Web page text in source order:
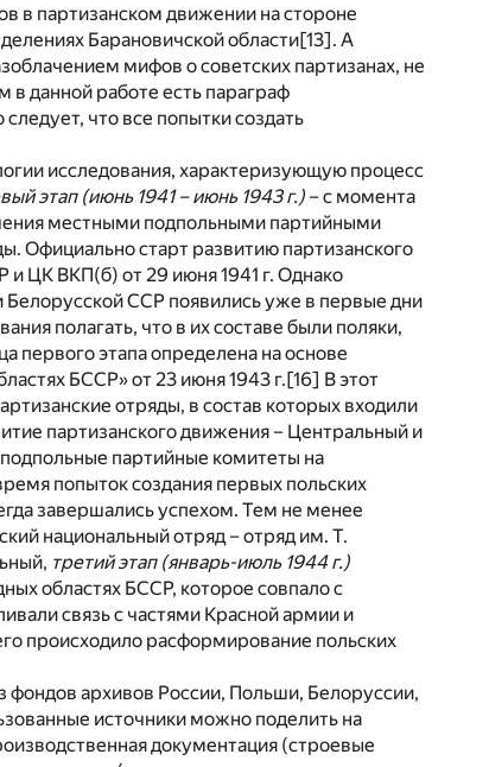
в партизанском движении на стороне
Барановичской области[13]. А
мифов о советских партизанах, не
в данной работе есть параграф
следует, что все попытки создать
исследования, характеризующую процесс
этап (июнь 1941 – июнь 1943 г.) – с момента
местными подпольными партийными
Официально старт развитию партизанского
ЦК ВКП(б) от 29 июня 1941 г. Однако
Белорусской ССР появились уже в первые дни
полагать, что в их составе были поляки,
первого этапа определена на основе
БССР» от 23 июня 1943 г.[16] В этот
отряды, в состав которых входили
партизанского движения – Центральный и
партийные комитеты на
попыток создания первых польских
завершались успехом. Тем не менее
национальный отряд – отряд им. Т.
третий этап (январь-июль 1944 г.)
областях БССР, которое совпало с
связь с частями Красной армии и
происходило расформирование польских
архивов России, Польши, Белоруссии,
источники можно поделить на
документация (строевые